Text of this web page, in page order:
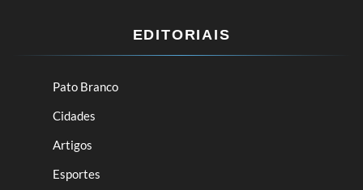
EDITORIAIS
Pato Branco
Cidades
Artigos
Esportes